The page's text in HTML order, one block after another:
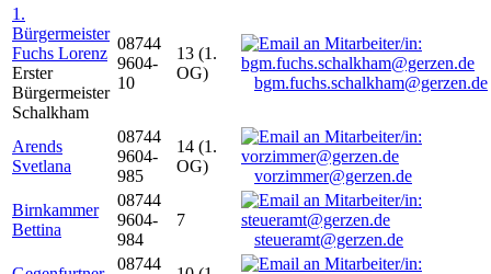
1.
Bürgermeister
Fuchs Lorenz
Erster
Bürgermeister
Schalkham
08744
9604-
10
13 (1.
OG)
bgm.fuchs.schalkham@gerzen.de
Arends
Svetlana
08744
9604-
985
14 (1.
OG)
vorzimmer@gerzen.de
Birnkammer
Bettina
08744
9604-
984
7
steueramt@gerzen.de
08744